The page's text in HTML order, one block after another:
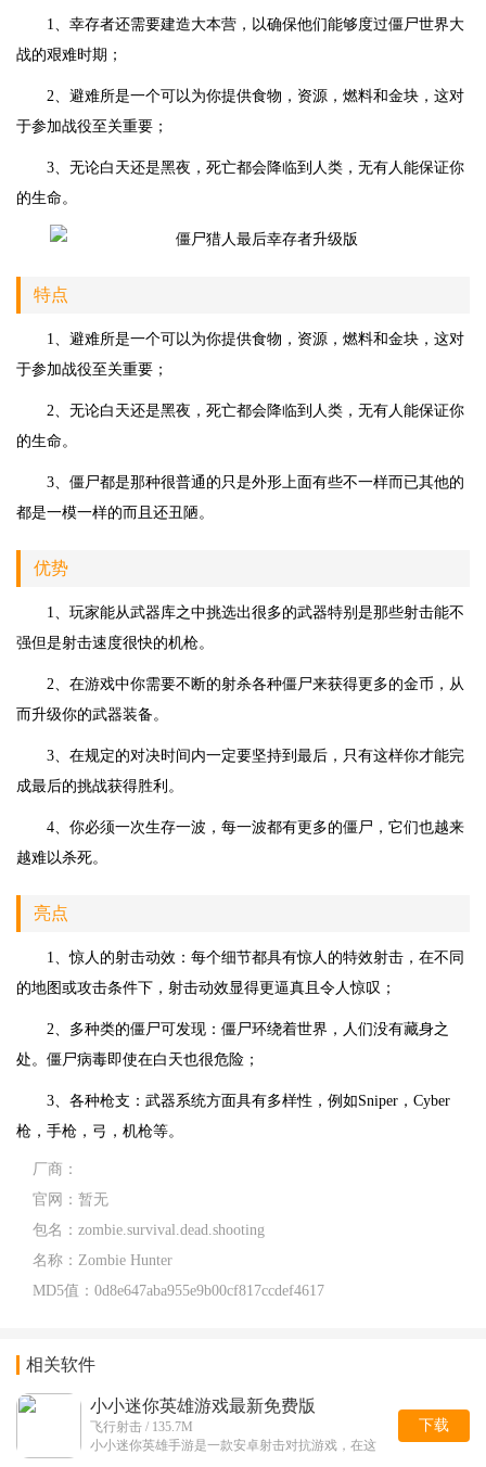
1、幸存者还需要建造大本营，以确保他们能够度过僵尸世界大
战的艰难时期；
2、避难所是一个可以为你提供食物，资源，燃料和金块，这对
于参加战役至关重要；
3、无论白天还是黑夜，死亡都会降临到人类，无有人能保证你
的生命。
特点
1、避难所是一个可以为你提供食物，资源，燃料和金块，这对
于参加战役至关重要；
2、无论白天还是黑夜，死亡都会降临到人类，无有人能保证你
的生命。
3、僵尸都是那种很普通的只是外形上面有些不一样而已其他的
都是一模一样的而且还丑陋。
优势
1、玩家能从武器库之中挑选出很多的武器特别是那些射击能不
强但是射击速度很快的机枪。
2、在游戏中你需要不断的射杀各种僵尸来获得更多的金币，从
而升级你的武器装备。
3、在规定的对决时间内一定要坚持到最后，只有这样你才能完
成最后的挑战获得胜利。
4、你必须一次生存一波，每一波都有更多的僵尸，它们也越来
越难以杀死。
亮点
1、惊人的射击动效：每个细节都具有惊人的特效射击，在不同
的地图或攻击条件下，射击动效显得更逼真且令人惊叹；
2、多种类的僵尸可发现：僵尸环绕着世界，人们没有藏身之
处。僵尸病毒即使在白天也很危险；
3、各种枪支：武器系统方面具有多样性，例如Sniper，Cyber
枪，手枪，弓，机枪等。
厂商：
官网： 暂无
包名： zombie.survival.dead.shooting
名称： Zombie Hunter
MD5值： 0d8e647aba955e9b00cf817ccdef4617
相关软件
小小迷你英雄游戏最新免费版
飞行射击 / 135.7M
小小迷你英雄手游是一款安卓射击对抗游戏，在这
下载